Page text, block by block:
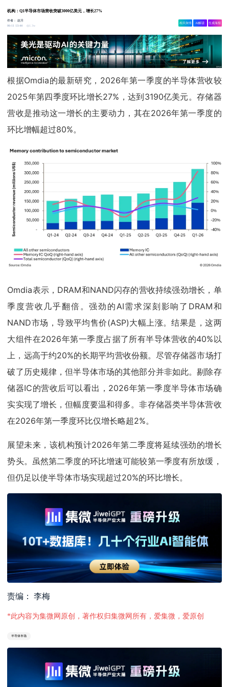
机构：Q1半导体市场营收突破3000亿美元，增长27%
作者：赵月
06-11 13:44
1.3w
相关舆情 AI解读 生成海报
根据Omdia的最新研究，2026年第一季度的半导体营收较
2025年第四季度环比增长27%，达到3190亿美元。存储器
营收是推动这一增长的主要动力，其在2026年第一季度的
环比增幅超过80%。
Omdia表示，DRAM和NAND闪存的营收持续强劲增长，单
季度营收几乎翻倍。强劲的AI需求深刻影响了DRAM和
NAND市场，导致平均售价(ASP)大幅上涨。结果是，这两
大组件在2026年第一季度占据了所有半导体营收的40%以
上，远高于约20%的长期平均营收份额。尽管存储器市场打
破了历史规律，但半导体市场的其他部分并非如此。剔除存
储器IC的营收后可以看出，2026年第一季度半导体市场确
实实现了增长，但幅度要温和得多。非存储器类半导体营收
在2026年第一季度环比仅增长略超2%。
展望未来，该机构预计2026年第二季度将延续强劲的增长
势头。虽然第二季度的环比增速可能较第一季度有所放缓，
但仍足以使半导体市场实现超过20%的环比增长。
责编： 李梅
*此内容为集微网原创，著作权归集微网所有，爱集微，爱原创
半导体市场